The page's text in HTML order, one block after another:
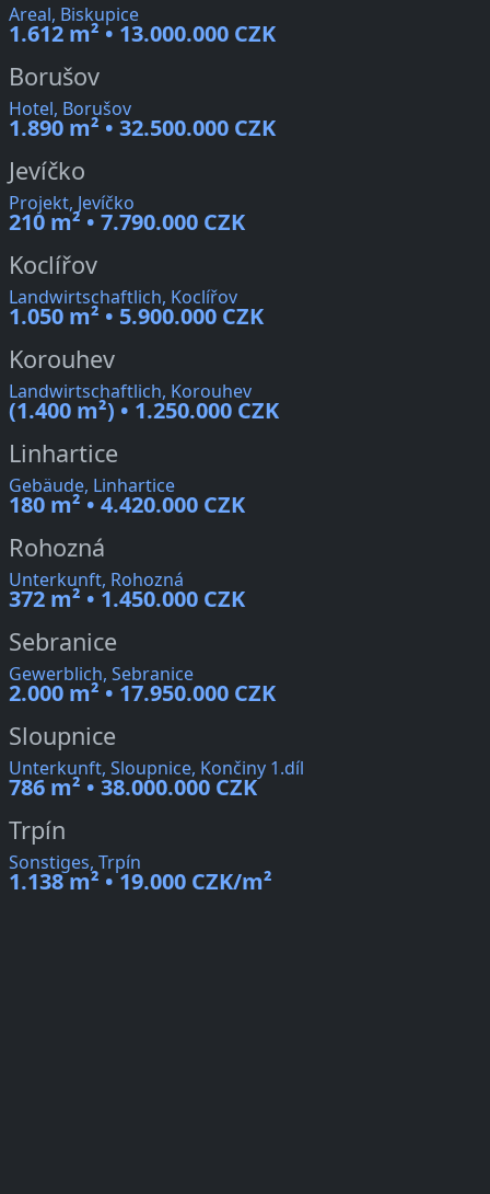
Areal, Biskupice
1.612 m² • 13.000.000 CZK
Borušov
Hotel, Borušov
1.890 m² • 32.500.000 CZK
Jevíčko
Projekt, Jevíčko
210 m² • 7.790.000 CZK
Koclířov
Landwirtschaftlich, Koclířov
1.050 m² • 5.900.000 CZK
Korouhev
Landwirtschaftlich, Korouhev
(1.400 m²) • 1.250.000 CZK
Linhartice
Gebäude, Linhartice
180 m² • 4.420.000 CZK
Rohozná
Unterkunft, Rohozná
372 m² • 1.450.000 CZK
Sebranice
Gewerblich, Sebranice
2.000 m² • 17.950.000 CZK
Sloupnice
Unterkunft, Sloupnice, Končiny 1.díl
786 m² • 38.000.000 CZK
Trpín
Sonstiges, Trpín
1.138 m² • 19.000 CZK/m²